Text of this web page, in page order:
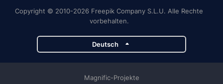
Copyright © 2010-2026 Freepik Company S.L.U. Alle Rechte
vorbehalten.
Deutsch
Magnific-Projekte